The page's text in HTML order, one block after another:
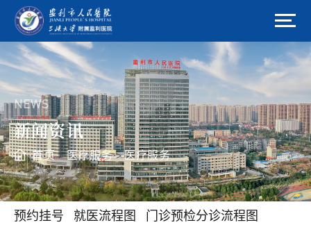
NEWS
新闻资讯
首页>医疗服务>医疗服务
预约挂号 就医流程图 门诊预检分诊流程图